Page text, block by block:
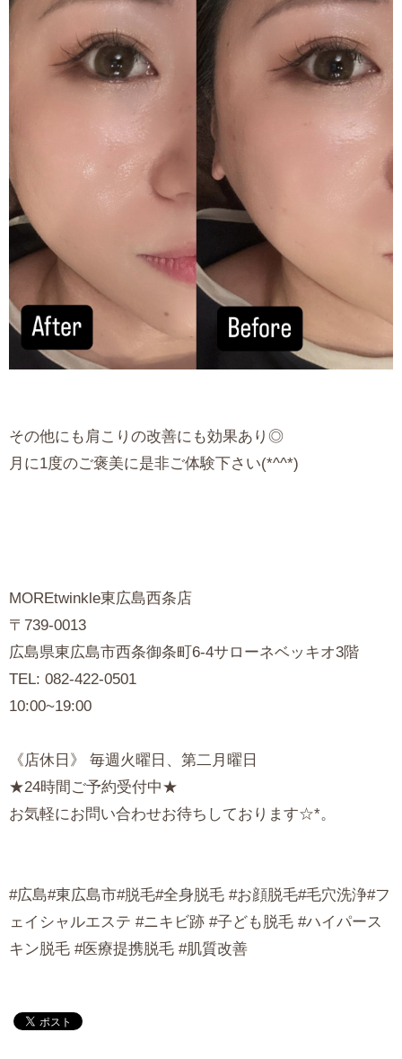
その他にも肩こりの改善にも効果あり◎
月に1度のご褒美に是非ご体験下さい(*^^*)
MOREtwinkle東広島西条店
〒739-0013
広島県東広島市西条御条町6-4サローネベッキオ3階
TEL: 082-422-0501
10:00~19:00
《店休日》 毎週火曜日、第二月曜日
★24時間ご予約受付中★
お気軽にお問い合わせお待ちしております☆*。
#広島#東広島市#脱毛#全身脱毛 #お顔脱毛#毛穴洗浄#フ
ェイシャルエステ #ニキビ跡 #子ども脱毛 #ハイパース
キン脱毛 #医療提携脱毛 #肌質改善